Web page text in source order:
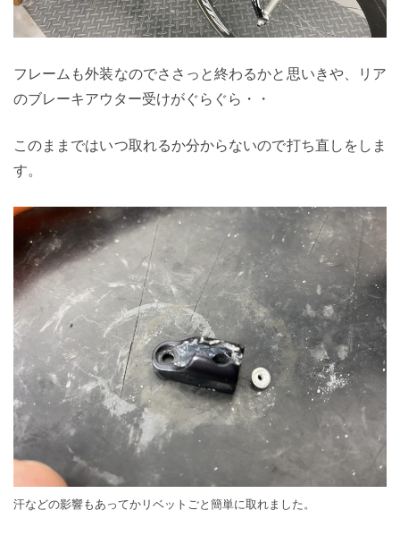
フレームも外装なのでささっと終わるかと思いきや、リア
のブレーキアウター受けがぐらぐら・・
このままではいつ取れるか分からないので打ち直しをしま
す。
汗などの影響もあってかリベットごと簡単に取れました。